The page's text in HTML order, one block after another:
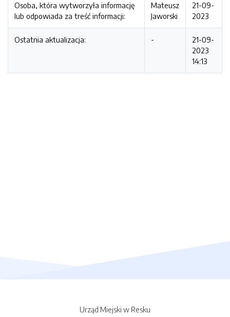
Osoba, która wytworzyła informację
lub odpowiada za treść informacji:
Mateusz
Jaworski
21-09-
2023
Ostatnia aktualizacja: -
21-09-
2023
14:13
Urząd Miejski w Resku